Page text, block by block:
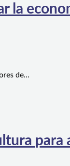
la
de…
para